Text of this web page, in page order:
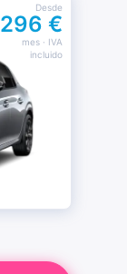
Desde
296 €
mes· IVA
incluido